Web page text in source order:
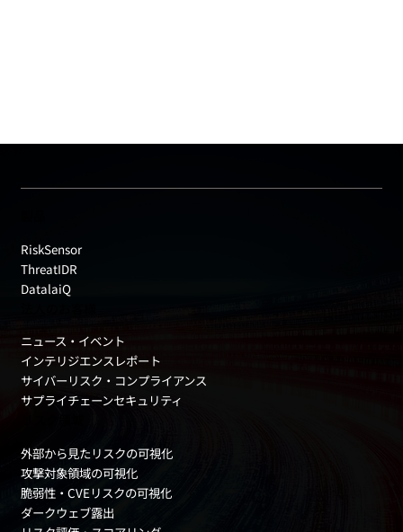
RiskSensor
ThreatIDR
DatalaiQ
外部から見たリスクの可視化
攻撃対象領域の可視化
脆弱性・CVEリスクの可視化
ダークウェブ露出
ニュース・イベント
インテリジエンスレポート
サイバーリスク・コンプライアンス
サプライチェーンセキュリティ